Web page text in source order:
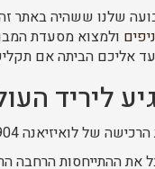
שלנו ששהיה באתר
ולמצוא מסעדת
אליכם הביתה אם
ליריד
של לואיזיאנה 1904